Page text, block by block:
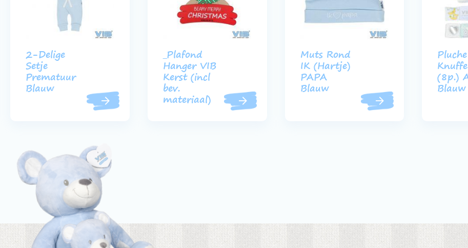
2-Delige
Setje
Prematuur
Blauw
_Plafond
Hanger VIB
Kerst (incl
bev.
materiaal)
Muts Rond
IK (Hartje)
PAPA
Blauw
Pluche
(8p.)
Blauw